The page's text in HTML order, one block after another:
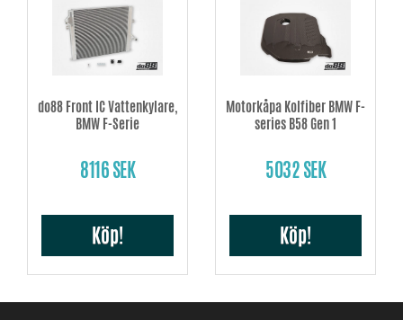
do88 Front IC Vattenkylare,
BMW F-Serie
8116 SEK
Köp!
Motorkåpa Kolfiber BMW F-
series B58 Gen 1
5032 SEK
Köp!